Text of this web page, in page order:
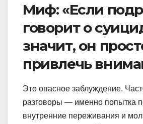
Миф: «Если
говорит о
значит, он
привлечь
Это опасное заблуждение.
разговоры — именно попытка
внутренние переживания и